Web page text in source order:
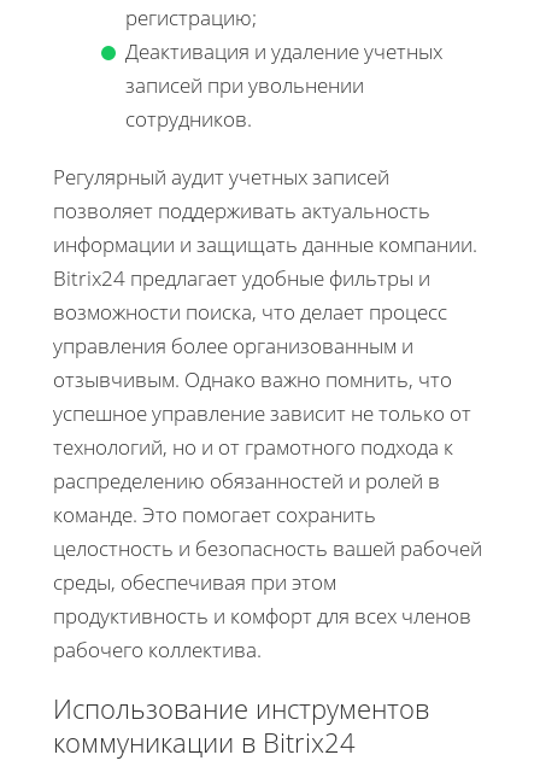
регистрацию;
Деактивация и удаление учетных
записей при увольнении
сотрудников.
Регулярный аудит учетных записей
позволяет поддерживать актуальность
информации и защищать данные компании.
Bitrix24 предлагает удобные фильтры и
возможности поиска, что делает процесс
управления более организованным и
отзывчивым. Однако важно помнить, что
успешное управление зависит не только от
технологий, но и от грамотного подхода к
распределению обязанностей и ролей в
команде. Это помогает сохранить
целостность и безопасность вашей рабочей
среды, обеспечивая при этом
продуктивность и комфорт для всех членов
рабочего коллектива.
Использование инструментов
коммуникации в Bitrix24